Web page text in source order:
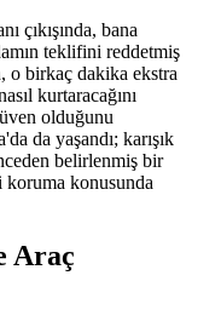
çıkışında, bana
teklifini reddetmiş
o birkaç dakika ekstra
kurtaracağını
olduğunu
da yaşandı; karışık
belirlenmiş bir
koruma konusunda
Araç